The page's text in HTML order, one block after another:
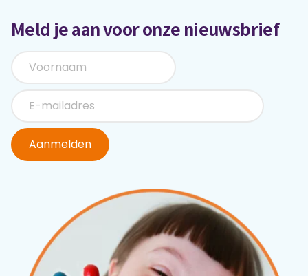
Meld je aan voor onze nieuwsbrief
Aanmelden